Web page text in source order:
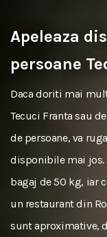
Apeleaza
persoane
Daca doriti mai
Tecuci Franta sau
de persoane, va
disponibile mai jos.
bagaj de 50 kg, iar
un restaurant din
sunt aproximative,